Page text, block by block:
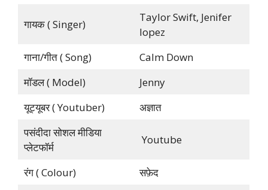
गायक ( Singer)
Taylor Swift, Jenifer
lopez
गाना/गीत ( Song)
Calm Down
मॉडल ( Model)
Jenny
यूट्यूबर ( Youtuber)
अज्ञात
पसंदीदा सोशल मीडिया
प्लेटफॉर्म
Youtube
रंग ( Colour)
सफ़ेद